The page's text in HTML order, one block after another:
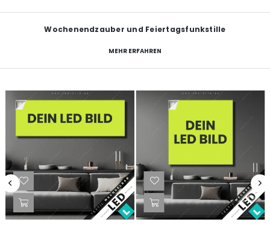
Wochenendzauber und Feiertagsfunkstille
MEHR ERFAHREN